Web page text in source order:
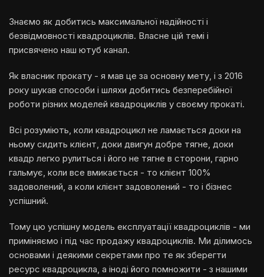
Знаємо як добитись максимальної надійності і
безвідмовності квадроциклів. Власне цій темі і
присвячено наш ютуб канал.
Як власник прокату - я мав це за основну мету, і з 2016
року шукав способи і шляхи добитись безперебійної
роботи різних моделей квадроциклів у своєму прокаті.
Всі розуміють, коли квадроцикл не ламається доки на
ньому сидить клієнт, доки двигун добре тягне, доки
квадр легко рулиться і його не тягне в сторони, гарно
гальмує, коли все вмикається - то клієнт 100%
задоволений, а коли клієнт задоволений - то і бізнес
успішний.
Тому цю успішну модель експлуатації квадроциклів - ми
приміняємо і під час продажу квадроциклів. Ми ділимось
основами і деякими секретами про те як зберегти
ресурс квадроцикла, а іноді його помножити - з нашими